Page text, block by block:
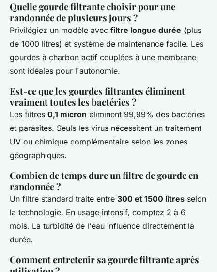
Quelle gourde filtrante choisir pour une
randonnée de plusieurs jours ?
Privilégiez un modèle avec filtre longue durée (plus
de 1000 litres) et système de maintenance facile. Les
gourdes à charbon actif couplées à une membrane
sont idéales pour l'autonomie.
Est-ce que les gourdes filtrantes éliminent
vraiment toutes les bactéries ?
Les filtres 0,1 micron éliminent 99,99% des bactéries
et parasites. Seuls les virus nécessitent un traitement
UV ou chimique complémentaire selon les zones
géographiques.
Combien de temps dure un filtre de gourde en
randonnée ?
Un filtre standard traite entre 300 et 1500 litres selon
la technologie. En usage intensif, comptez 2 à 6
mois. La turbidité de l'eau influence directement la
durée.
Comment entretenir sa gourde filtrante après